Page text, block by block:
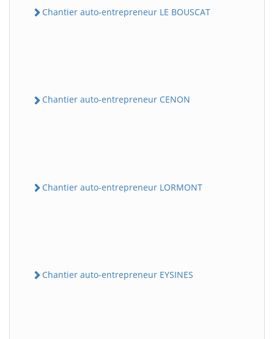
Chantier auto-entrepreneur LE BOUSCAT
Chantier auto-entrepreneur CENON
Chantier auto-entrepreneur LORMONT
Chantier auto-entrepreneur EYSINES